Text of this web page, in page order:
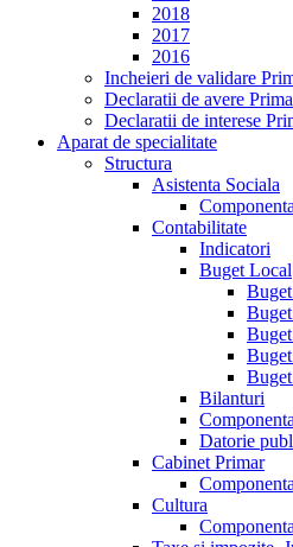
2018
2017
2016
Incheieri de validare
Declaratii de avere
Declaratii de interese
Aparat de specialitate
Structura
Asistenta Sociala
Componenta
Contabilitate
Indicatori
Buget Local
Bilanturi
Componenta
Datorie
Cabinet Primar
Cultura
Componenta